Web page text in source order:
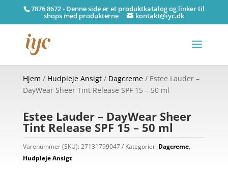
7876 8672 - Denne side er et produktkatalog og linker til
shops med produkterne kontakt@iyc.dk
Hjem / Hudpleje Ansigt/ Dagcreme/ Estee Lauder –
DayWear Sheer Tint Release SPF 15 – 50 ml
Estee Lauder – DayWear Sheer
Tint Release SPF 15 – 50 ml
Varenummer (SKU):27131799047 Kategorier: Dagcreme,
Hudpleje Ansigt